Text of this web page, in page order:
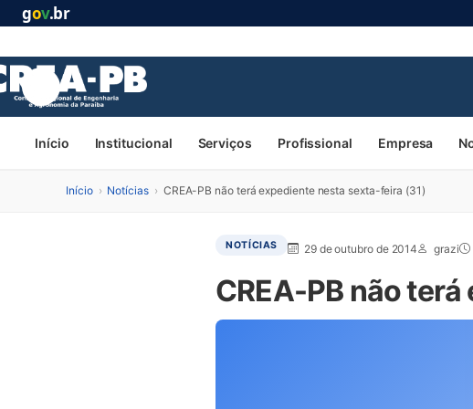
gov.br
Início Institucional Serviços Profissional Empresa
Início › Notícias › CREA-PB não terá expediente nesta sexta-feira (31)
NOTÍCIAS 29 de outubro de 2014 grazi
CREA-PB não